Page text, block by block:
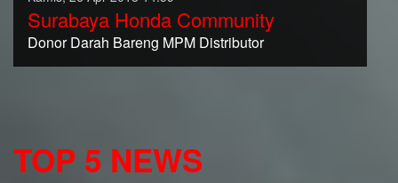
Surabaya Honda Community
Donor Darah Bareng MPM Distributor
TOP 5 NEWS